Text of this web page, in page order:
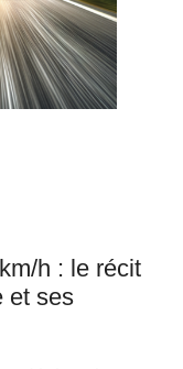
h : le récit
et ses